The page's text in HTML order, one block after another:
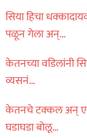
सिया हिचा
पळून गेला अन्…
केतनच्या वडिलांनी
व्यसनं…
केतनचे टक्कल अन् एक
घडाघडा बोलू…